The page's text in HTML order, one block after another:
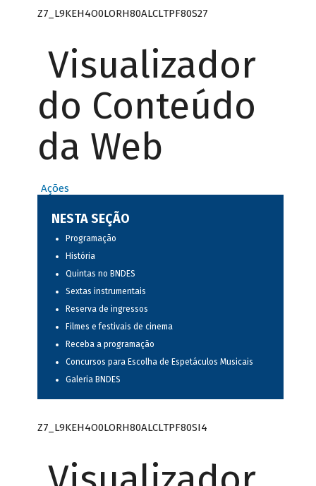
Z7_L9KEH4O0LORH80ALCLTPF80S27
Visualizador
do Conteúdo
da Web
Ações
NESTA SEÇÃO
Programação
História
Quintas no BNDES
Sextas instrumentais
Reserva de ingressos
Filmes e festivais de cinema
Receba a programação
Concursos para Escolha de Espetáculos Musicais
Galeria BNDES
Z7_L9KEH4O0LORH80ALCLTPF80SI4